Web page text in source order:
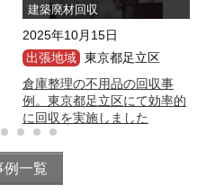
建築廃材回収
2025年10月15日
出張地域 東京都足立区
倉庫整理の不用品の回収事
例。東京都足立区にて効率的
に回収を実施しました
例一覧